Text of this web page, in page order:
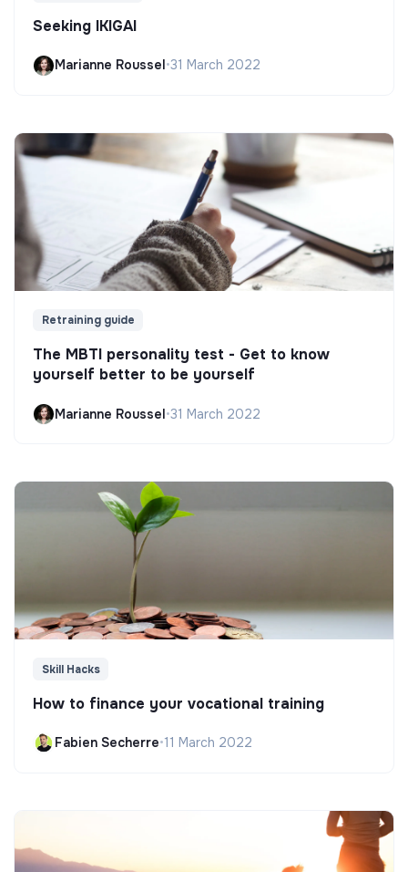
Seeking IKIGAI
Marianne Roussel•31 March 2022
Retraining guide
The MBTI personality test - Get to know
yourself better to be yourself
Marianne Roussel•31 March 2022
Skill Hacks
How to finance your vocational training
Fabien Secherre•11 March 2022